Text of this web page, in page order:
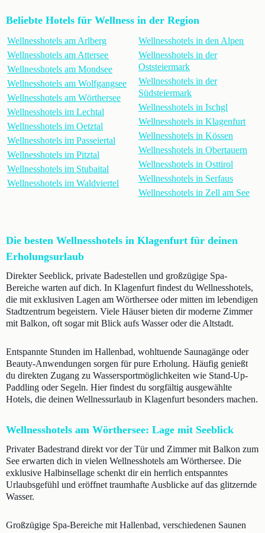
Beliebte Hotels für Wellness in der Region
Wellnesshotels am Arlberg
Wellnesshotels am Attersee
Wellnesshotels am Mondsee
Wellnesshotels am Wolfgangsee
Wellnesshotels am Wörthersee
Wellnesshotels im Lechtal
Wellnesshotels im Oetztal
Wellnesshotels im Passeiertal
Wellnesshotels im Pitztal
Wellnesshotels im Stubaital
Wellnesshotels im Waldviertel
Wellnesshotels in den Alpen
Wellnesshotels in der
Oststeiermark
Wellnesshotels in der
Südsteiermark
Wellnesshotels in Ischgl
Wellnesshotels in Klagenfurt
Wellnesshotels in Kössen
Wellnesshotels in Obertauern
Wellnesshotels in Osttirol
Wellnesshotels in Serfaus
Wellnesshotels in Zell am See
Die besten Wellnesshotels in Klagenfurt für deinen
Erholungsurlaub
Direkter Seeblick, private Badestellen und großzügige Spa-
Bereiche warten auf dich. In Klagenfurt findest du Wellnesshotels,
die mit exklusiven Lagen am Wörthersee oder mitten im lebendigen
Stadtzentrum begeistern. Viele Häuser bieten dir moderne Zimmer
mit Balkon, oft sogar mit Blick aufs Wasser oder die Altstadt.
Entspannte Stunden im Hallenbad, wohltuende Saunagänge oder
Beauty-Anwendungen sorgen für pure Erholung. Häufig genießt
du direkten Zugang zu Wassersportmöglichkeiten wie Stand-Up-
Paddling oder Segeln. Hier findest du sorgfältig ausgewählte
Hotels, die deinen Wellnessurlaub in Klagenfurt besonders machen.
Wellnesshotels am Wörthersee: Lage mit Seeblick
Privater Badestrand direkt vor der Tür und Zimmer mit Balkon zum
See erwarten dich in vielen Wellnesshotels am Wörthersee. Die
exklusive Halbinsellage schenkt dir ein herrlich entspanntes
Urlaubsgefühl und eröffnet traumhafte Ausblicke auf das glitzernde
Wasser.
Großzügige Spa-Bereiche mit Hallenbad, verschiedenen Saunen